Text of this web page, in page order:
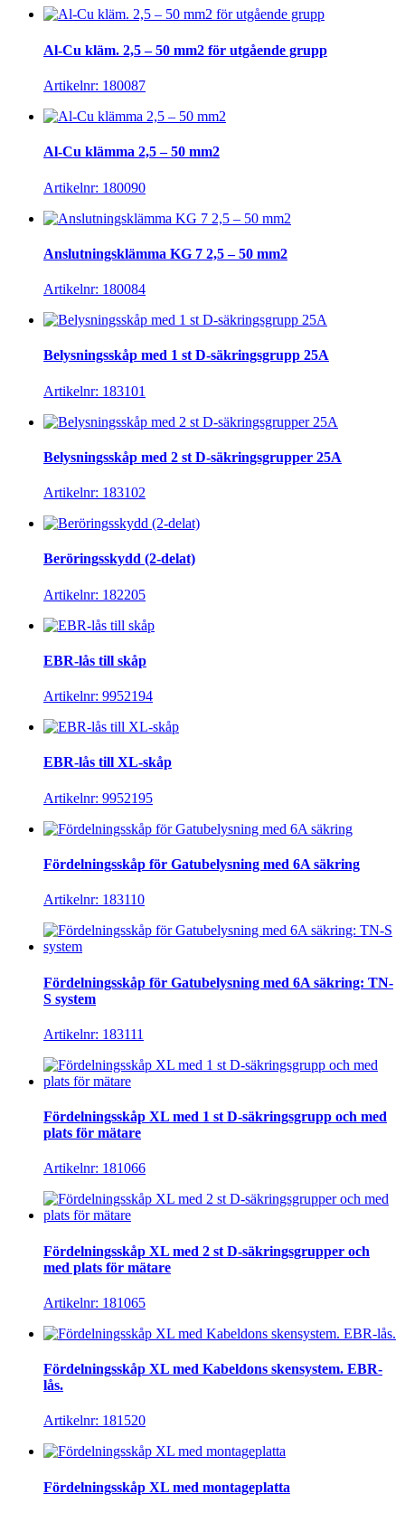
Al-Cu kläm. 2,5 – 50 mm2 för utgående grupp
Artikelnr: 180087
Al-Cu klämma 2,5 – 50 mm2
Artikelnr: 180090
Anslutningsklämma KG 7 2,5 – 50 mm2
Artikelnr: 180084
Belysningsskåp med 1 st D-säkringsgrupp 25A
Artikelnr: 183101
Belysningsskåp med 2 st D-säkringsgrupper 25A
Artikelnr: 183102
Beröringsskydd (2-delat)
Artikelnr: 182205
EBR-lås till skåp
Artikelnr: 9952194
EBR-lås till XL-skåp
Artikelnr: 9952195
Fördelningsskåp för Gatubelysning med 6A säkring
Artikelnr: 183110
Fördelningsskåp för Gatubelysning med 6A säkring: TN-
S system
Artikelnr: 183111
Fördelningsskåp XL med 1 st D-säkringsgrupp och med
plats för mätare
Artikelnr: 181066
Fördelningsskåp XL med 2 st D-säkringsgrupper och
med plats för mätare
Artikelnr: 181065
Fördelningsskåp XL med Kabeldons skensystem. EBR-
lås.
Artikelnr: 181520
Fördelningsskåp XL med montageplatta